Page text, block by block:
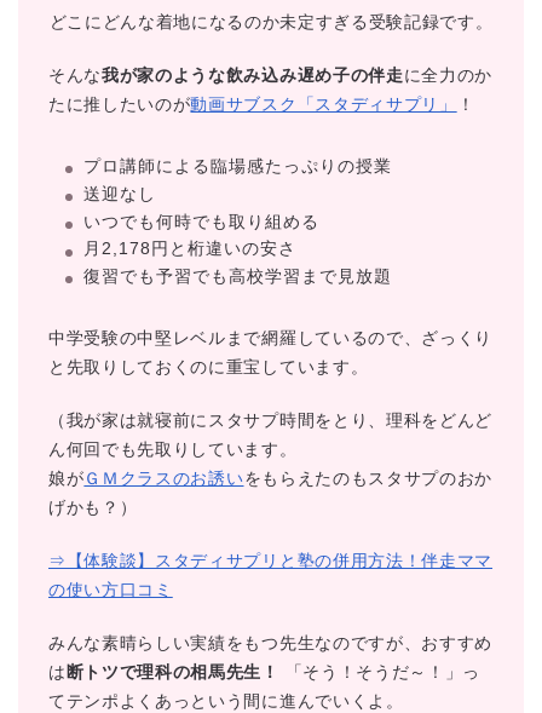
どこにどんな着地になるのか未定すぎる受験記録です。
そんな我が家のような飲み込み遅め子の伴走に全力のか
たに推したいのが動画サブスク「スタディサプリ」 ！
プロ講師による臨場感たっぷりの授業
送迎なし
いつでも何時でも取り組める
月2,178円と桁違いの安さ
復習でも予習でも高校学習まで見放題
中学受験の中堅レベルまで網羅しているので、ざっくり
と先取りしておくのに重宝しています。
（我が家は就寝前にスタサプ時間をとり、理科をどんど
ん何回でも先取りしています。
娘が ＧＭクラスのお誘いをもらえたのもスタサプのおか
げかも？）
⇒【体験談】スタディサプリと塾の併用方法！伴走ママ
の使い方口コミ
みんな素晴らしい実績をもつ先生なのですが、おすすめ
は 断トツで理科の相馬先生！
「そう！そうだ～！」っ
てテンポよくあっという間に進んでいくよ。